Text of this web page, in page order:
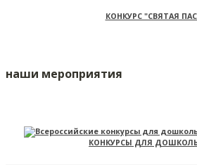
КОНКУРС "СВЯТАЯ
наши мероприятия
КОНКУРСЫ ДЛЯ